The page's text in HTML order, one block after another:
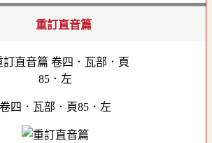
重訂直音篇
卷四．瓦部．頁85．左